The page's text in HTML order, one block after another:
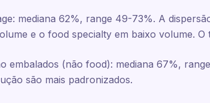
mediana 62%, range 49-73%. A
e o food specialty em baixo volume. O
embalados (não food): mediana 67%,
são mais padronizados.